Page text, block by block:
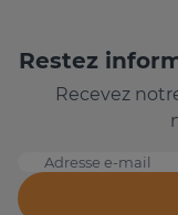
Restez
Recevez
Adresse e-mail